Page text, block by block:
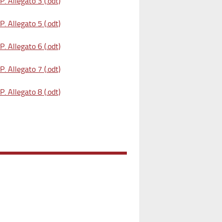
Allegato 5 (.odt)
Allegato 6 (.odt)
Allegato 7 (.odt)
Allegato 8 (.odt)